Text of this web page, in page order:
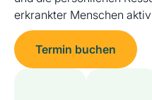
erkrankter Menschen
Termin buchen